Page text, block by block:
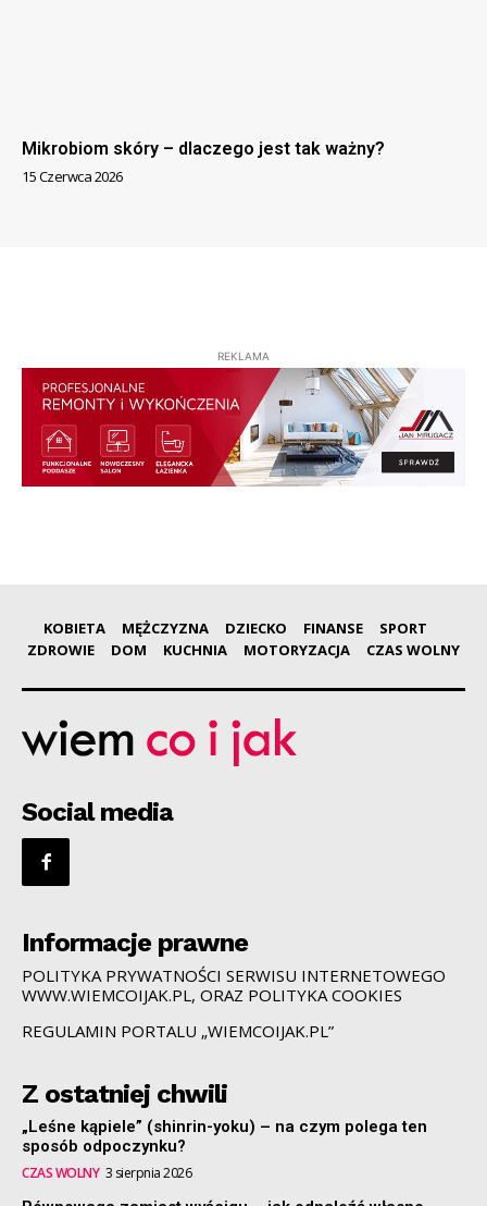
Mikrobiom skóry – dlaczego jest tak ważny?
15 Czerwca 2026
REKLAMA
KOBIETA MĘŻCZYZNA DZIECKO FINANSE
SPORT
ZDROWIE
DOM KUCHNIA MOTORYZACJA CZAS WOLNY
Social media
Informacje prawne
POLITYKA PRYWATNOŚCI SERWISU INTERNETOWEGO
WWW.WIEMCOIJAK.PL, ORAZ POLITYKA COOKIES
REGULAMIN PORTALU „WIEMCOIJAK.PL”
Z ostatniej chwili
„Leśne kąpiele” (shinrin-yoku) – na czym polega ten
sposób odpoczynku?
CZAS WOLNY 3 sierpnia 2026